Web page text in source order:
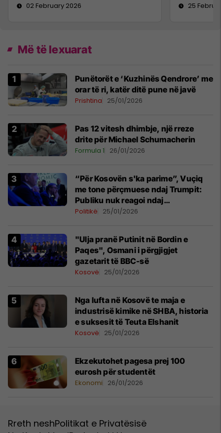
02 February 2026
25
Më të lexuarat
Punëtorët e ‘Kuzhinës Qendrore’ me
orar të ri, katër ditë pune në javë
Prishtina 25/01/2026
Pas 12 vitesh dhimbje, një rreze
drite për Michael Schumacherin
Formula 1 26/01/2026
“Për Kosovën s'ka parime”, Vuçiq
me tone përçmuese ndaj Trumpit:
Publiku nuk reagoi ndaj
“akrobacive” të tij në Davos
Politikë 25/01/2026
"Ulja pranë Putinit në Bordin e
Paqes", Osmani i përgjigjet
gazetarit të BBC-së
Kosovë 25/01/2026
Nga lufta në Kosovë te maja e
industrisë kimike në SHBA, historia
e suksesit të Teuta Elshanit
Kosovë 25/01/2026
Ekzekutohet pagesa prej 100
eurosh për studentët
Ekonomi 26/01/2026
Rreth neshPolitikat e Privatësisë